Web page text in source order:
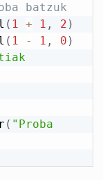
batzuk
( 1 + 1 , 2 )
( 1 - 1 , 0 )
( "Proba